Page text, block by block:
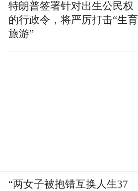
特朗普签署针对出生公民权
的行政令，将严厉打击“生育
旅游”
“两女子被抱错互换人生37